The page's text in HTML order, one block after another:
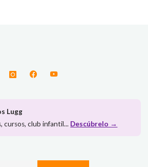
Lugg
cursos, club infantil... Descúbrelo →